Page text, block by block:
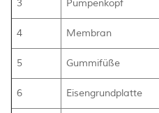
3 Pumpenkopf
4 Membran
5 Gummifüße
6 Eisengrundplatte